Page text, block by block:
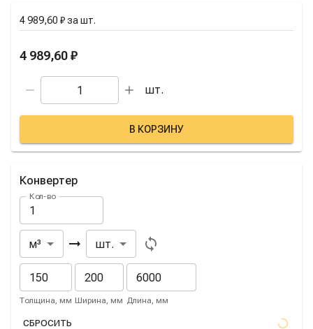
4 989,60 ₽за шт.
4 989,60 ₽
шт.
В КОРЗИНУ
Конвертер
Кол-во
Из
м³
В
шт.
Толщина, мм Ширина, мм Длина, мм
СБРОСИТЬ